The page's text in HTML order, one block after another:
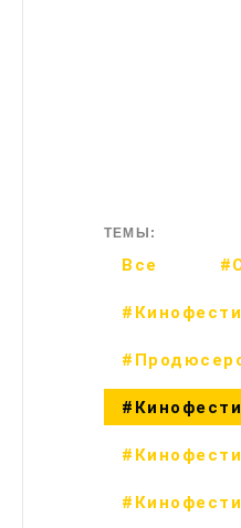
ТЕМЫ:
Все